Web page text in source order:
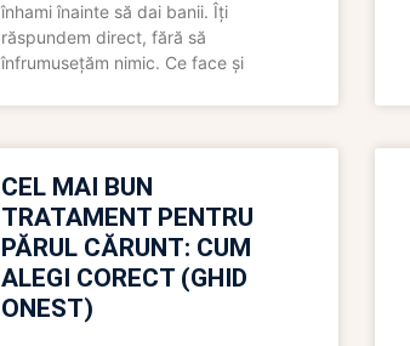
înhami înainte să dai banii. Îți
răspundem direct, fără să
înfrumusețăm nimic. Ce face și
CEL MAI BUN
TRATAMENT PENTRU
PĂRUL CĂRUNT: CUM
ALEGI CORECT (GHID
ONEST)